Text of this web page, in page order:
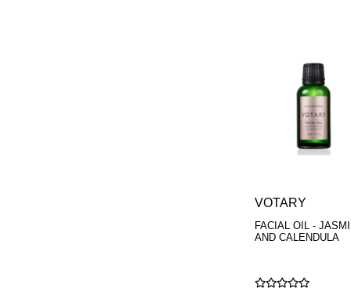
VOTARY
FACIAL OIL -
AND CALENDULA